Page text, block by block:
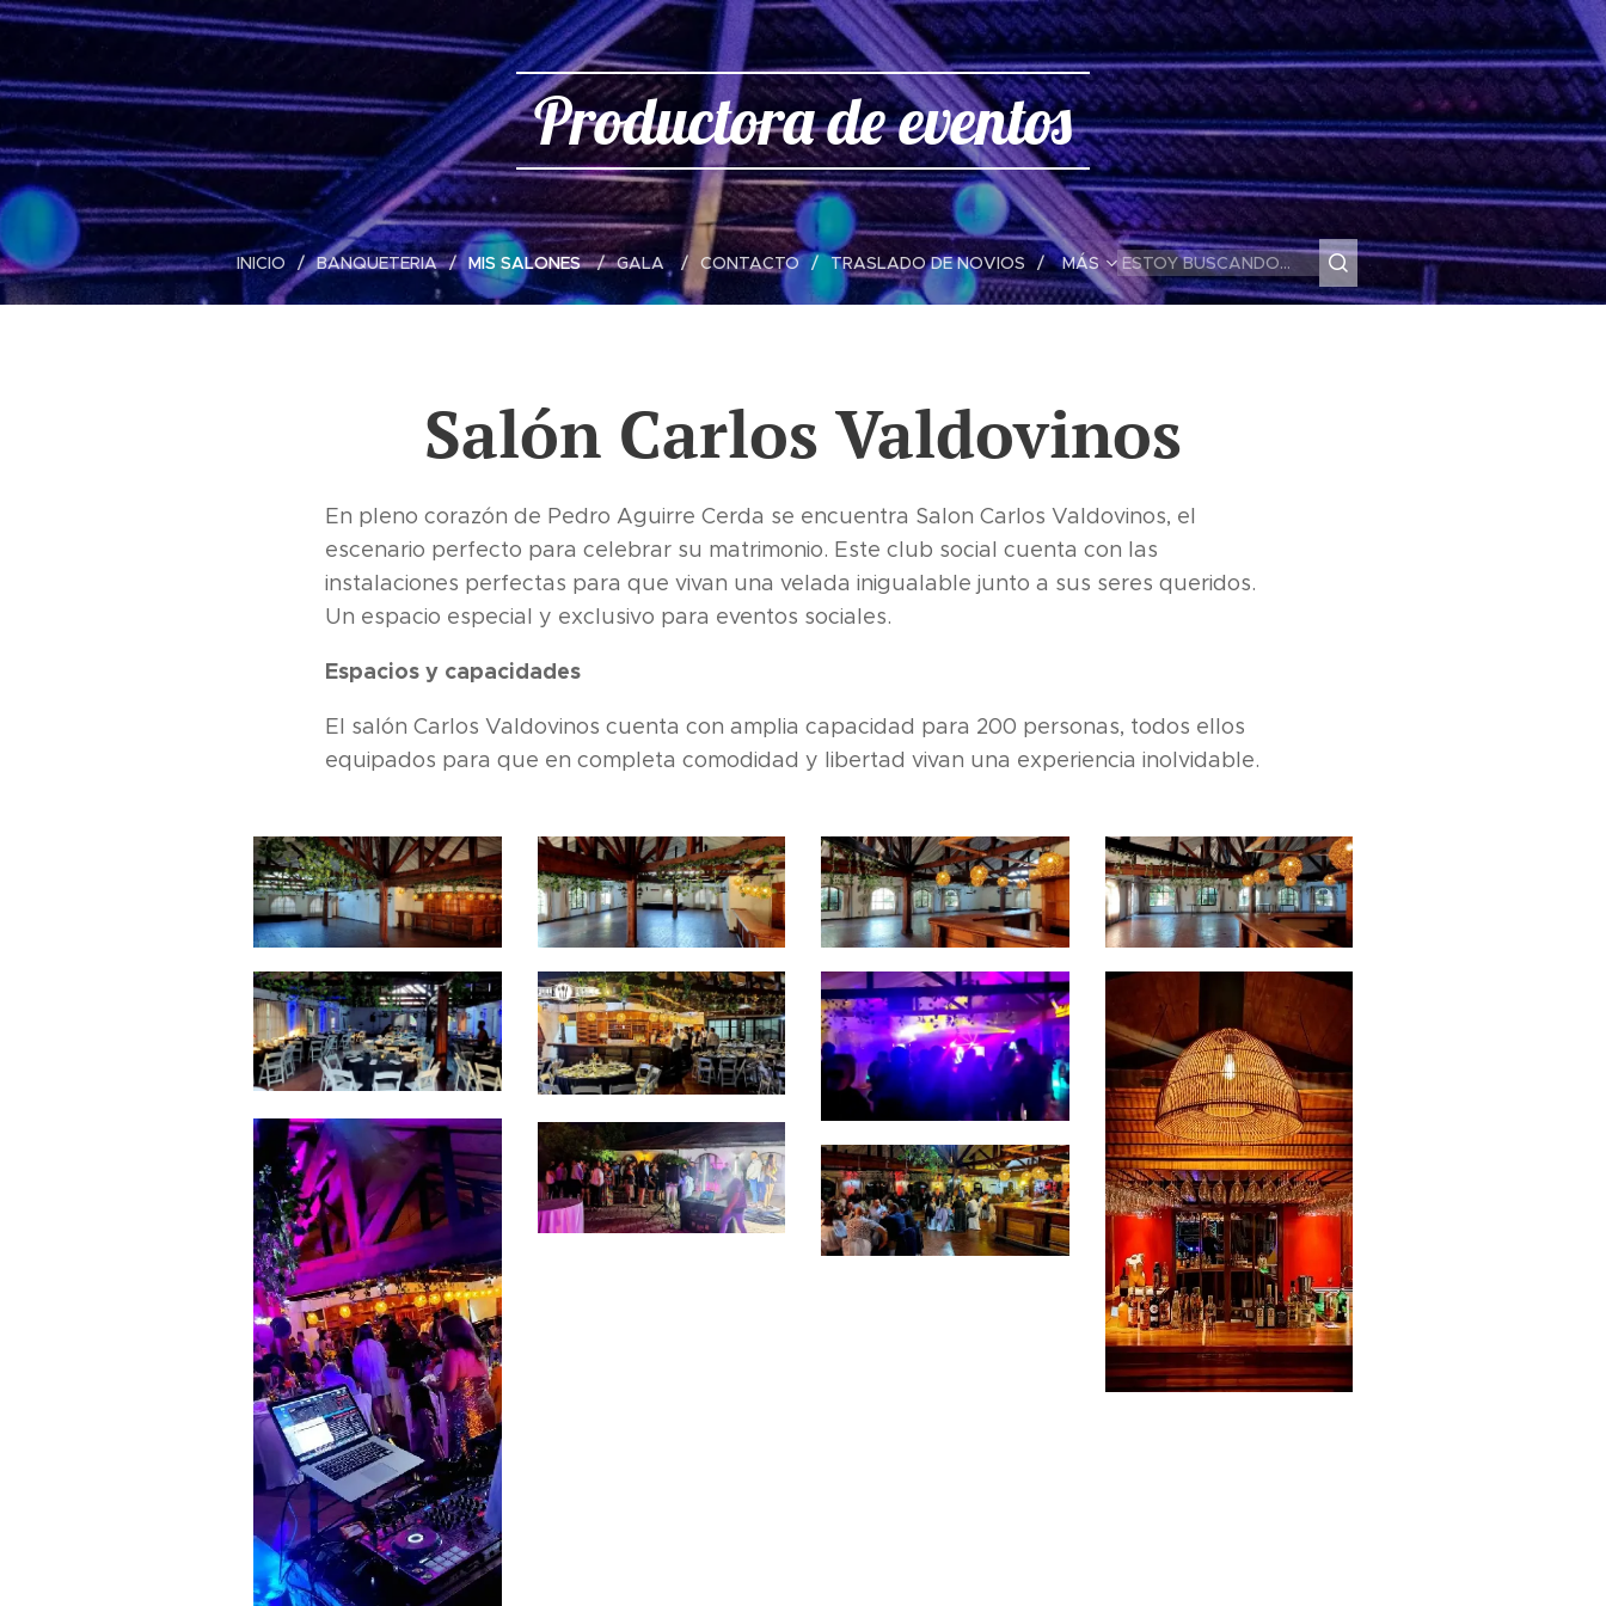
Productora de eventos
INICIO BANQUETERIA MIS SALONES GALA CONTACTO TRASLADO DE NOVIOS MÁS
Salón Carlos Valdovinos
En pleno corazón de Pedro Aguirre Cerda se encuentra Salon Carlos Valdovinos, el
escenario perfecto para celebrar su matrimonio. Este club social cuenta con las
instalaciones perfectas para que vivan una velada inigualable junto a sus seres queridos.
Un espacio especial y exclusivo para eventos sociales.
Espacios y capacidades
El salón Carlos Valdovinos cuenta con amplia capacidad para 200 personas, todos ellos
equipados para que en completa comodidad y libertad vivan una experiencia inolvidable.